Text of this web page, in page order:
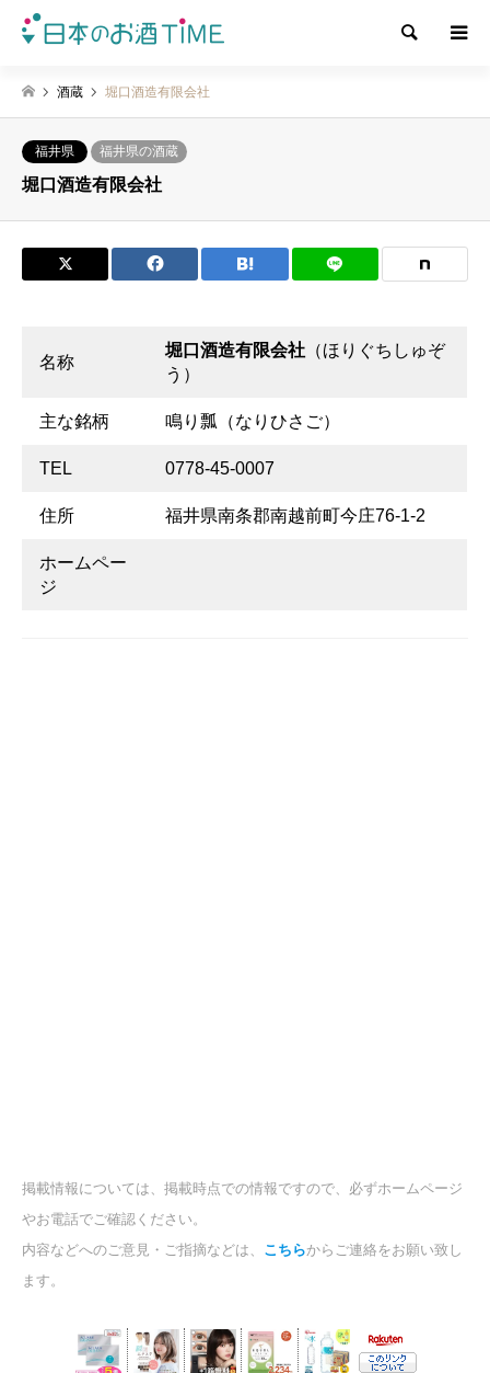
検索
酒蔵 堀口酒造有限会社
福井県 福井県の酒蔵
堀口酒造有限会社
名称
堀口酒造有限会社 （ほりぐちしゅぞ
う）
主な銘柄 鳴り瓢（なりひさご）
TEL 0778-45-0007
住所 福井県南条郡南越前町今庄76-1-2
ホームペー
ジ
掲載情報については、掲載時点での情報ですので、必ずホームページ
やお電話でご確認ください。
内容などへのご意見・ご指摘などは、 こちらからご連絡をお願い致し
ます。